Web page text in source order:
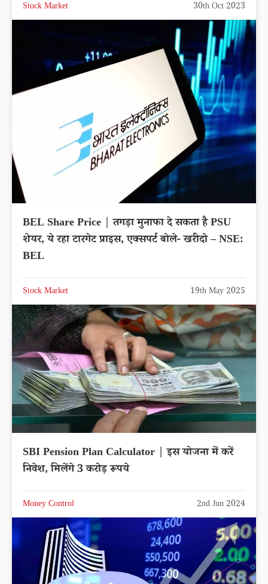
Stock Market 30th Oct 2023
BEL Share Price | तगड़ा मुनाफा दे सकता है PSU
शेयर, ये रहा टारगेट प्राइस, एक्सपर्ट बोले- खरीदो – NSE:
BEL
Stock Market 19th May 2025
SBI Pension Plan Calculator | इस योजना में करें
निवेश, मिलेंगे 3 करोड़ रूपये
Money Control 2nd Jun 2024